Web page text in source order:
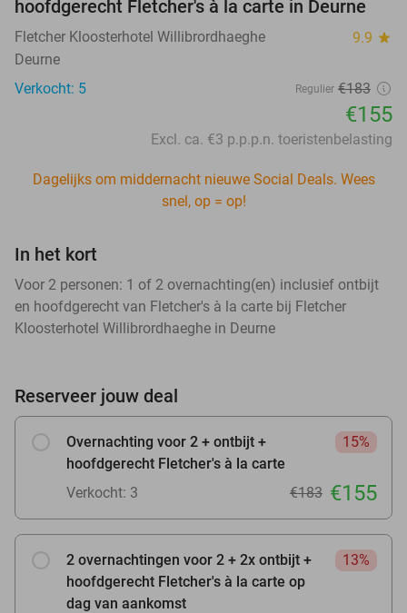
hoofdgerecht Fletcher's à la carte in Deurne
Fletcher Kloosterhotel Willibrordhaeghe 9.9 star
Deurne
Verkocht: 5
Regulier €183
€155
Excl. ca. €3 p.p.p.n. toeristenbelasting
Dagelijks om middernacht nieuwe Social Deals. Wees
snel, op = op!
In het kort
Voor 2 personen: 1 of 2 overnachting(en) inclusief ontbijt
en hoofdgerecht van Fletcher's à la carte bij Fletcher
Kloosterhotel Willibrordhaeghe in Deurne
Reserveer jouw deal
Overnachting voor 2 + ontbijt +
hoofdgerecht Fletcher's à la carte
15%
Verkocht: 3 €183 €155
2 overnachtingen voor 2 + 2x ontbijt +
hoofdgerecht Fletcher's à la carte op
dag van aankomst
13%